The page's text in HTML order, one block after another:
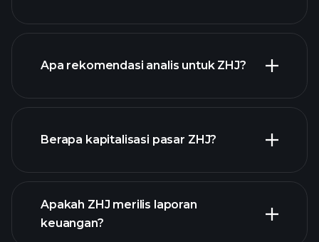
Apa rekomendasi analis untuk ZHJ?
Berapa kapitalisasi pasar ZHJ?
daftar saham
kami
Apakah ZHJ merilis laporan
keuangan?